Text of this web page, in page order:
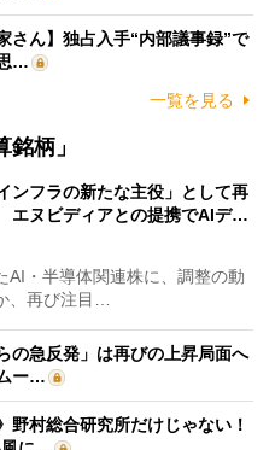
さん】独占入手“内部議事録”で
…
一覧を見る
柄」
ンフラの新たな主役」として再
エヌビディアとの提携でAIデ…
・半導体関連株に、調整の動
、再び注目…
の急反発」は再びの上昇局面へ
ー…
野村総合研究所だけじゃない！